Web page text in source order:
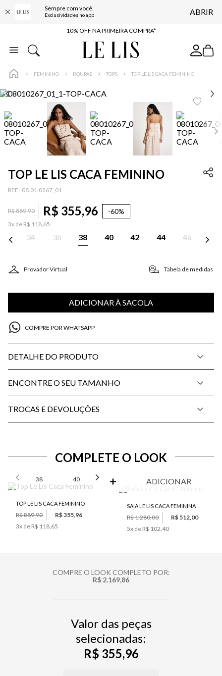
Sempre com você
Exclusividades no app ABRIR
BAIXE O APP
10% OFF NA PRIMEIRA COMPRA*
COMPRE ONLINE E RETIRE EM LOJA*
BAIXE O APP
10% OFF NA PRIMEIRA COMPRA*
FEMININO ROUPAS TOPS TOP LE LIS CACA FEMININO
TOP LE LIS CACA FEMININO
: 08.01.0267_01
R$889,90 R$ 355,96 -60%
3x de R$ 118,65
34 36 38 40 42 44 46
Provador Virtual Tabela de medidas
ADICIONAR À SACOLA
COMPRE POR WHATSAPP
DETALHE DO PRODUTO
ENCONTRE O SEU TAMANHO
TROCAS E DEVOLUÇÕES
COMPLETE O LOOK
38 40 42 44
TOP LE LIS CACA FEMININO
R$ 889,90
R$ 355,96
3x de R$ 118,65
ADICIONAR
SAIA LE LIS CACA FEMININA
R$ 1.280,00
R$ 512,00
5x de R$ 102,40
COMPRE O LOOK COMPLETO POR:
R$ 2.169,86
Valor das peças
selecionadas:
R$ 355,96